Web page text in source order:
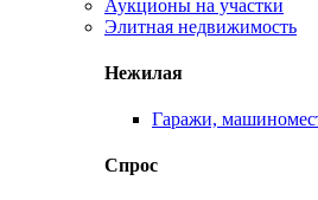
Аукционы на участки
Элитная недвижимость
Нежилая
Гаражи,
Спрос